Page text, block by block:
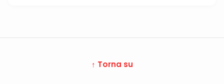
↑ Torna su